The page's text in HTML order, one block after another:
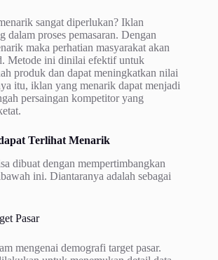
sangat diperlukan? Iklan
dalam proses pemasaran. Dengan
maka perhatian masyarakat akan
Metode ini dinilai efektif untuk
produk dan dapat meningkatkan nilai
itu, iklan yang menarik dapat menjadi
persaingan kompetitor yang
Terlihat Menarik
dibuat dengan mempertimbangkan
ini. Diantaranya adalah sebagai
Pasar
mengenai demografi target pasar.